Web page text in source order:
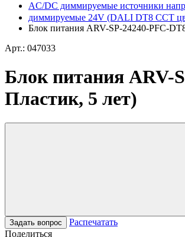
AC/DC диммируемые источники
диммируемые 24V (DALI DT8 CCT
Блок питания ARV-SP-24240-PFC-
Арт.: 047033
Блок питания ARV-
Пластик, 5 лет)
Задать вопрос
Распечатать
Поделиться